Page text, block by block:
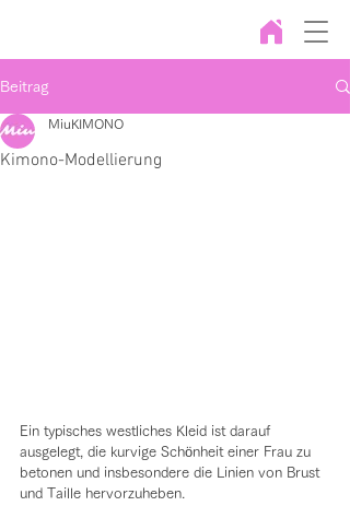
Beitrag
Kimono-Modellierung
MiuKIMONO
Ein typisches westliches Kleid ist darauf
ausgelegt, die kurvige Schönheit einer Frau zu
betonen und insbesondere die Linien von Brust
und Taille hervorzuheben.